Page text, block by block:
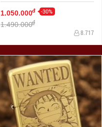
1.050.000đ -30%
1.490.000đ
8.717